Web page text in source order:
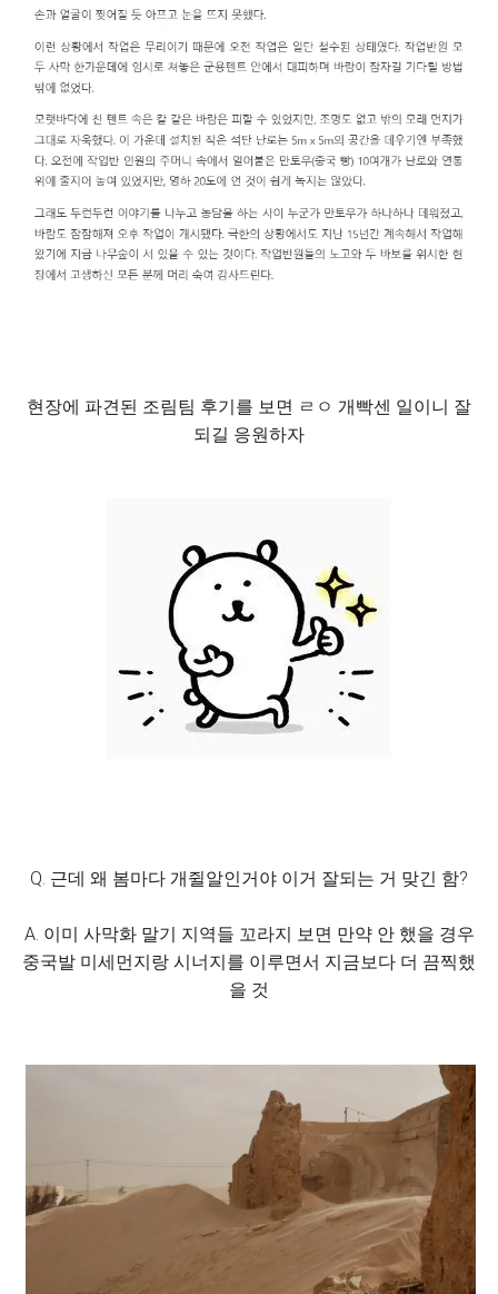
현장에 파견된 조림팀 후기를 보면 ㄹㅇ 개빡센 일이니 잘
되길 응원하자
Q. 근데 왜 봄마다 개쥘알인거야 이거 잘되는 거 맞긴 함?
A. 이미 사막화 말기 지역들 꼬라지 보면 만약 안 했을 경우
중국발 미세먼지랑 시너지를 이루면서 지금보다 더 끔찍했
을 것